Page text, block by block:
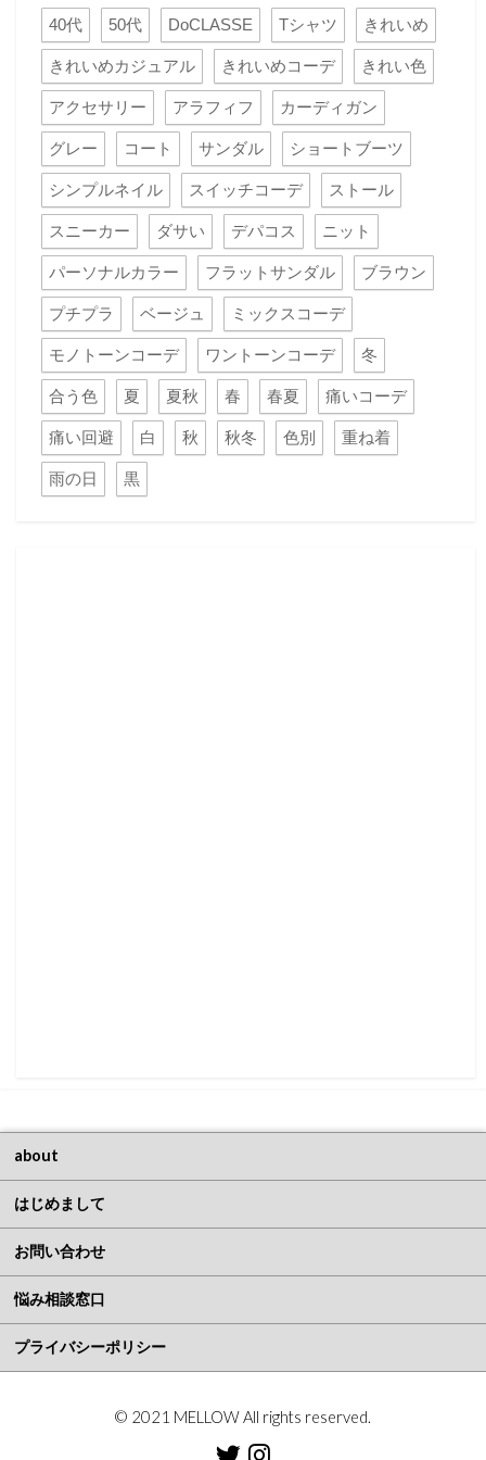
40代 50代 DoCLASSE Tシャツ きれいめ
きれいめカジュアル きれいめコーデ きれい色
アクセサリー アラフィフ カーディガン
グレー コート サンダル ショートブーツ
シンプルネイル スイッチコーデ ストール
スニーカー ダサい デパコス ニット
パーソナルカラー フラットサンダル ブラウン
プチプラ ベージュ ミックスコーデ
モノトーンコーデ ワントーンコーデ 冬
合う色 夏 夏秋 春 春夏 痛いコーデ
痛い回避 白 秋 秋冬 色別 重ね着
雨の日 黒
about
はじめまして
お問い合わせ
悩み相談窓口
プライバシーポリシー
© 2021 MELLOW All rights reserved.
TwitterInstagram